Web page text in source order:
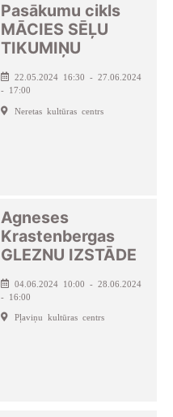
Pasākumu cikls
MĀCIES SĒĻU
TIKUMIŅU
22.05.2024 16:30 - 27.06.2024
- 17:00
Neretas kultūras centrs
Agneses
Krastenbergas
GLEZNU IZSTĀDE
04.06.2024 10:00 - 28.06.2024
- 16:00
Pļaviņu kultūras centrs